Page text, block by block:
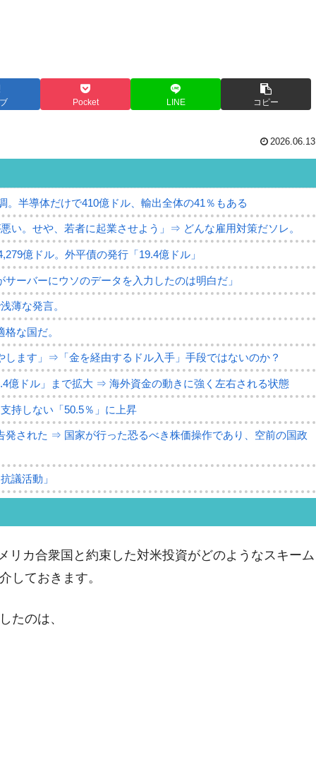
Pocket LINE コピー
2026.06.13
。半導体だけで410億ドル、輸出全体の41％もある
い。せや、若者に起業させよう」⇒ どんな雇用対策だソレ。
億ドル。外平債の発行「19.4億ドル」
ーバーにウソのデータを入力したのは明白だ」
薄な発言。
な国だ。
します」⇒「金を経由するドル入手」手段ではないのか？
億ドル」まで拡大 ⇒ 海外資金の動きに強く左右される状態
持しない「50.5％」に上昇
発された ⇒ 国家が行った恐るべき株価操作であり、空前の国政
議活動」
で他業種は全般的「不調」⇒ PSIが示す現況は決して良くない。
ーパン』1人当たり賠償10万ウォンを認定 ⇒ 総額3兆7,000億
⇒ 実は韓国で『BYD』車は売れている。6カ月で対前年同期比
っそく空港に詰めかけ「出て行け！」「極右勢力」のプラカー
のAIデータセンター整備」⇒ だから無理だってば。
リカ合衆国と約束した対米投資がどのようなスキーム
しておきます。
たのは、